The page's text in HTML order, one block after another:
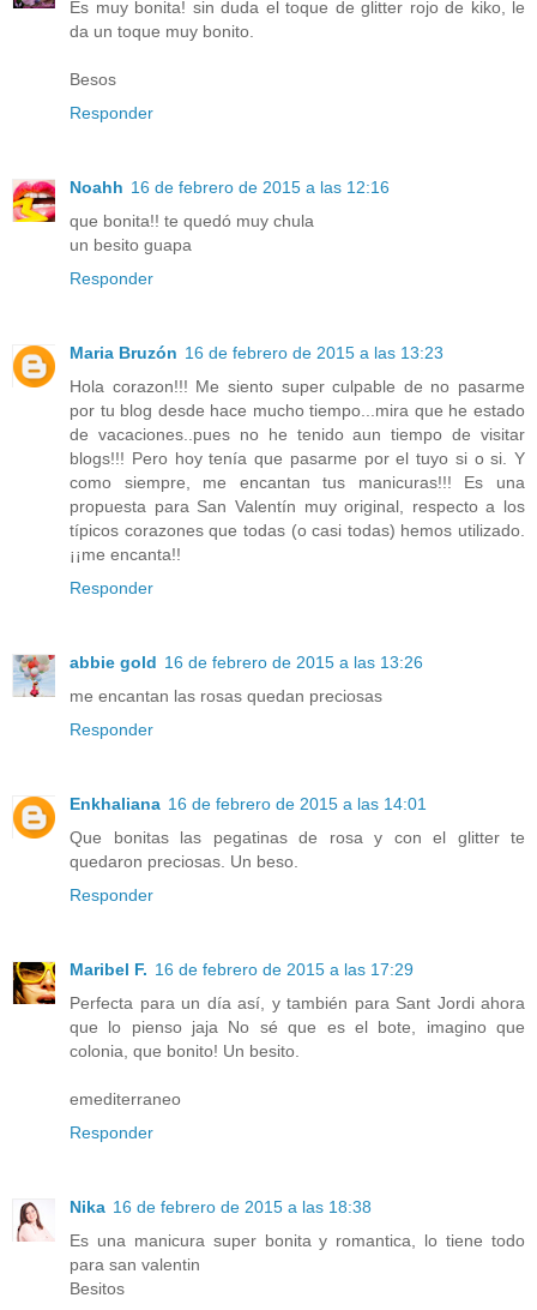
Es muy bonita! sin duda el toque de glitter rojo de kiko, le
da un toque muy bonito.
Besos
Responder
Noahh 16 de febrero de 2015 a las 12:16
que bonita!! te quedó muy chula
un besito guapa
Responder
Maria Bruzón 16 de febrero de 2015 a las 13:23
Hola corazon!!! Me siento super culpable de no pasarme
por tu blog desde hace mucho tiempo...mira que he estado
de vacaciones..pues no he tenido aun tiempo de visitar
blogs!!! Pero hoy tenía que pasarme por el tuyo si o si. Y
como siempre, me encantan tus manicuras!!! Es una
propuesta para San Valentín muy original, respecto a los
típicos corazones que todas (o casi todas) hemos utilizado.
¡¡me encanta!!
Responder
abbie gold 16 de febrero de 2015 a las 13:26
me encantan las rosas quedan preciosas
Responder
Enkhaliana 16 de febrero de 2015 a las 14:01
Que bonitas las pegatinas de rosa y con el glitter te
quedaron preciosas. Un beso.
Responder
Maribel F. 16 de febrero de 2015 a las 17:29
Perfecta para un día así, y también para Sant Jordi ahora
que lo pienso jaja No sé que es el bote, imagino que
colonia, que bonito! Un besito.
emediterraneo
Responder
Nika 16 de febrero de 2015 a las 18:38
Es una manicura super bonita y romantica, lo tiene todo
para san valentin
Besitos